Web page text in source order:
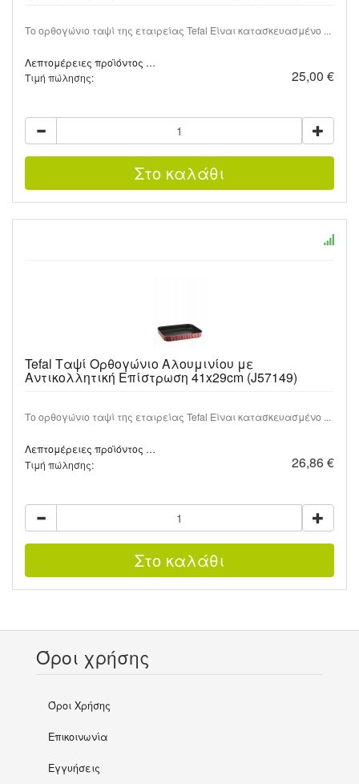
Το ορθογώνιο ταψί της εταιρείας Tefal Είναι κατασκευασμένο ...
Λεπτομέρειες προϊόντος …
Τιμή πώλησης:
25,00 €
Tefal Ταψί Ορθογώνιο Αλουμινίου με
Αντικολλητική Επίστρωση 41x29cm (J57149)
Το ορθογώνιο ταψί της εταιρείας Tefal Είναι κατασκευασμένο ...
Λεπτομέρειες προϊόντος …
Τιμή πώλησης:
26,86 €
Όροι χρήσης
Όροι Χρήσης
Επικοινωνία
Εγγυήσεις